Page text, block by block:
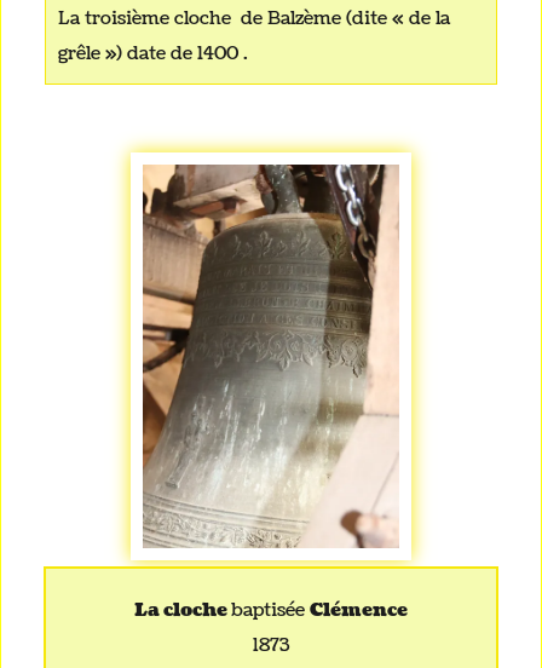
La troisième cloche de Balzème (dite « de la
grêle ») date de 1400 .
La clochebaptiséeClémence
1873